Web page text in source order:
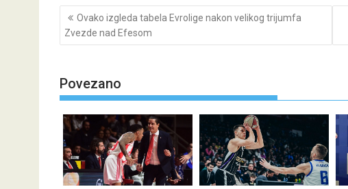
Post
navigation
Ovako izgleda tabela Evrolige nakon velikog trijumfa
Zvezde nad Efesom
Povezano